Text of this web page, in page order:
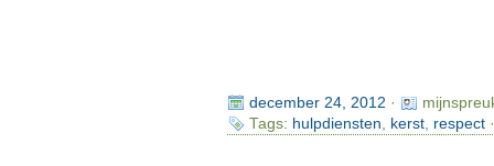
december 24, 2012 ·
Tags: hulpdiensten, kerst, respect